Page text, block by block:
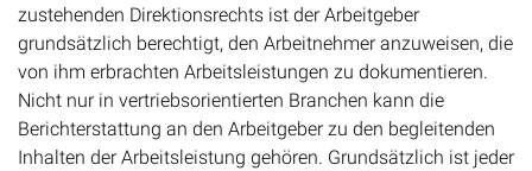
zustehenden Direktionsrechts ist der Arbeitgeber
grundsätzlich berechtigt, den Arbeitnehmer anzuweisen, die
von ihm erbrachten Arbeitsleistungen zu dokumentieren.
Nicht nur in vertriebsorientierten Branchen kann die
Berichterstattung an den Arbeitgeber zu den begleitenden
Inhalten der Arbeitsleistung gehören. Grundsätzlich ist jeder